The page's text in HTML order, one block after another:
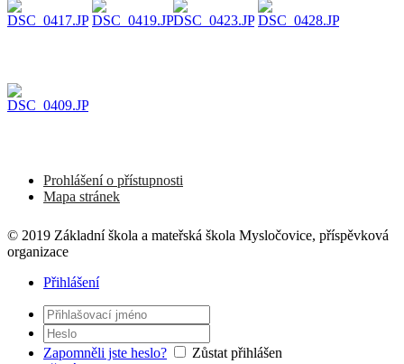
Prohlášení o přístupnosti
Mapa stránek
© 2019 Základní škola a mateřská škola Mysločovice, příspěvková
organizace
Přihlášení
Zapomněli jste heslo?
Zůstat přihlášen